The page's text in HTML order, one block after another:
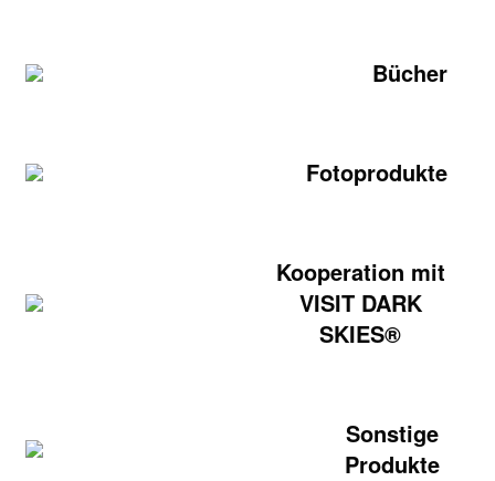
Bücher
Fotoprodukte
Kooperation mit
VISIT DARK
SKIES®
Sonstige
Produkte